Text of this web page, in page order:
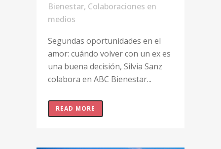
Bienestar, Colaboraciones en
medios
Segundas oportunidades en el
amor: cuándo volver con un ex es
una buena decisión, Silvia Sanz
colabora en ABC Bienestar...
READ MORE